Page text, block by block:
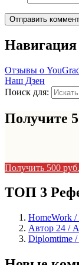
Навигация
Отзывы о
Наш Дзен
Поиск для:
Получите
Получить 500 руб.
ТОП 3
HomeWork
Автор 24 /
Diplomtime